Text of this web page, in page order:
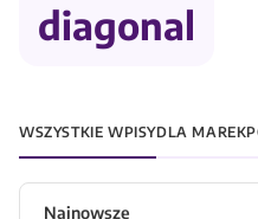
diagonal
WSZYSTKIE WPISYDLA MAREK